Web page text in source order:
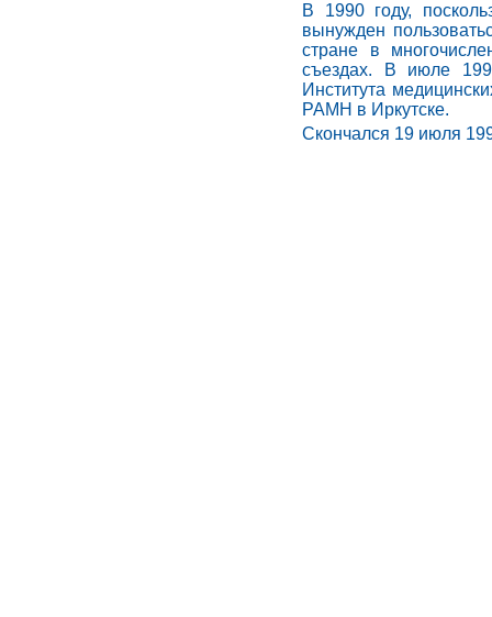
В 1990 году,
вынужден
стране в
съездах. В июле
Института
РАМН в Иркутске.
Скончался 19 июля